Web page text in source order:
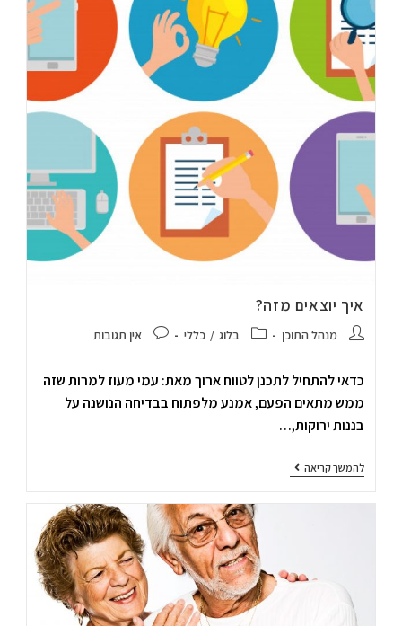
איך יוצאים מזה?
מנהל התוכן בלוג / כללי אין תגובות
כדאי להתחיל לתכנן לטווח ארוך מאת: עמי מעוז למרות שזה
ממש מתאים הפעם, אמנע מלפתוח בבדיחה הנושנה על
בננות ירוקות,…
להמשך קריאה